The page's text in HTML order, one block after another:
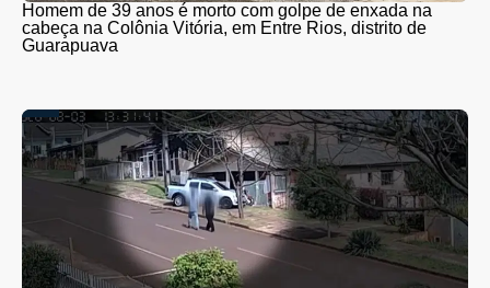
Homem de 39 anos é morto com golpe de enxada na
cabeça na Colônia Vitória, em Entre Rios, distrito de
Guarapuava